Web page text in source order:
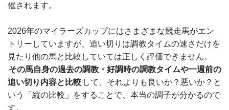
催されます。
2026年のマイラーズカップにはさまざまな競走馬がエン
トリーしていますが、追い切りは調教タイムの速さだけを
見たり他の馬と比較していては正しく評価できません。
その馬自身の過去の調教・好調時の調教タイムや一週前の
追い切り内容と比較 して、それよりも良いか？悪いか？と
いう「縦の比較」をすることで、本当の調子が分かるので
す。